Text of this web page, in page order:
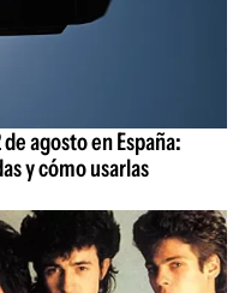
agosto en España:
y cómo usarlas